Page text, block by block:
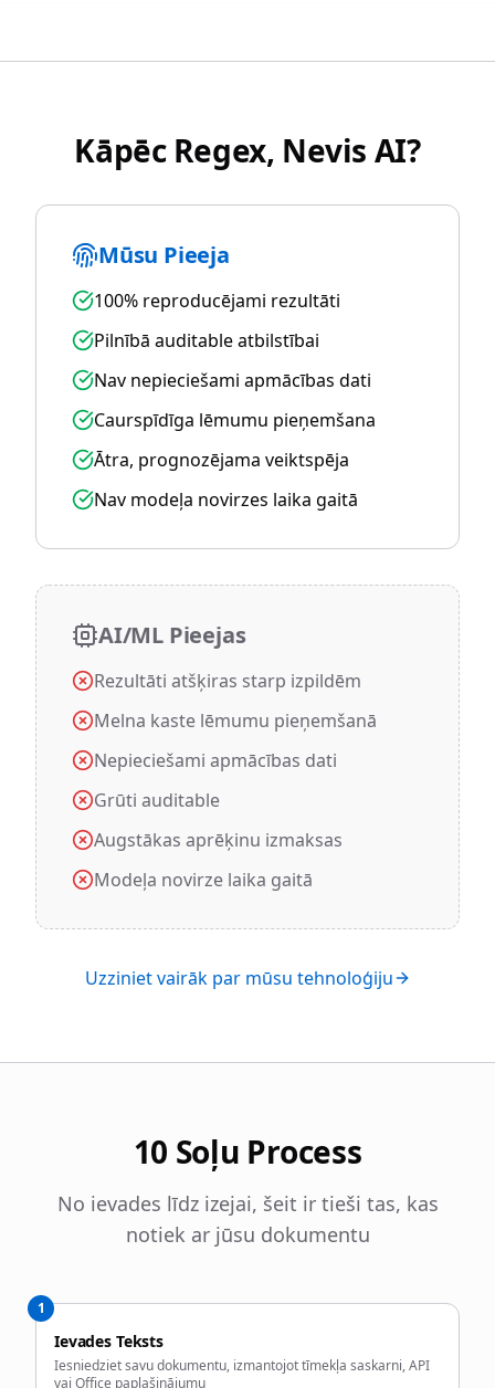
Kāpēc Regex, Nevis AI?
Mūsu Pieeja
100% reproducējami rezultāti
Pilnībā auditable atbilstībai
Nav nepieciešami apmācības dati
Caurspīdīga lēmumu pieņemšana
Ātra, prognozējama veiktspēja
Nav modeļa novirzes laika gaitā
AI/ML Pieejas
Rezultāti atšķiras starp izpildēm
Melna kaste lēmumu pieņemšanā
Nepieciešami apmācības dati
Grūti auditable
Augstākas aprēķinu izmaksas
Modeļa novirze laika gaitā
Uzziniet vairāk par mūsu tehnoloģiju
10 Soļu Process
No ievades līdz izejai, šeit ir tieši tas, kas
notiek ar jūsu dokumentu
1
Ievades Teksts
Iesniedziet savu dokumentu, izmantojot tīmekļa saskarni, API
vai Office paplašinājumu